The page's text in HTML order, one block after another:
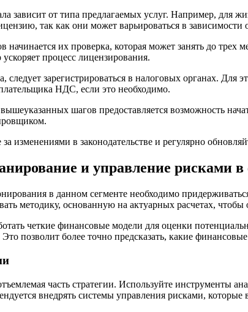
зависит от типа предлагаемых услуг. Например,
так как они может варьироваться в зависимости
начинается их проверка, которая может занять до
процесс лицензирования.
следует зарегистрироваться в налоговых органах.
НДС, если это необходимо.
шагов предоставляется возможность
за изменениями в законодательстве и регулярно
и управление рисками в
в данном сегменте необходимо
методику, основанную на актуарных расчетах,
четкие финансовые модели для оценки
позволит более точно предсказать, какие
часть стратегии. Используйте инструменты
внедрять системы управления рисками,